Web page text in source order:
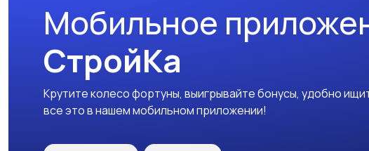
Мобильное
СтройКа
Крутите колесо фортуны, выигрывайте бонусы, удобно
все это в нашем мобильном приложении!